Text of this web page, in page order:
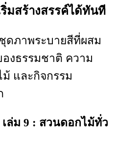
มสร้างสรรค์ได้ทันที
ดภาพระบายสีที่ผสม
งธรรมชาติ ความ
และกิจกรรม
ล่ม 9 : สวนดอกไม้ทั่ว